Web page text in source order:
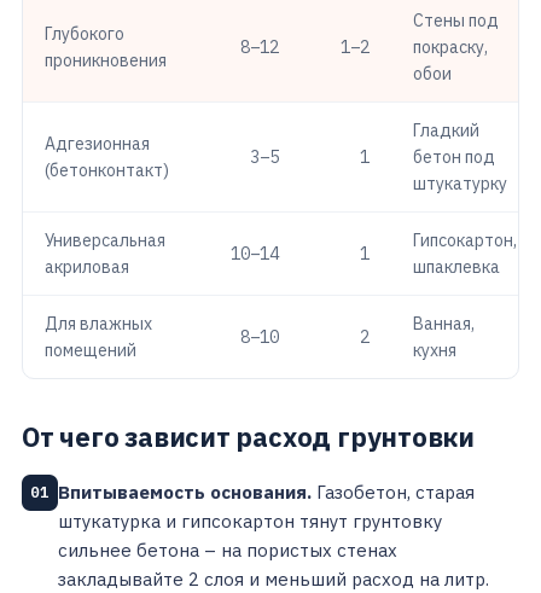
Глубокого
проникновения
8–12 1–2
Стены под
покраску,
обои
Адгезионная
(бетонконтакт)
3–5 1
Гладкий
бетон под
штукатурку
Универсальная
акриловая
10–14 1
Гипсокартон,
шпаклевка
Для влажных
помещений
8–10 2
Ванная,
кухня
От чего зависит расход грунтовки
01 Впитываемость основания. Газобетон, старая
штукатурка и гипсокартон тянут грунтовку
сильнее бетона – на пористых стенах
закладывайте 2 слоя и меньший расход на литр.